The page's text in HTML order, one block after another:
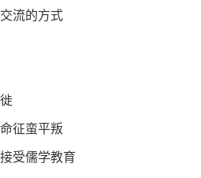
流的方式
征蛮平叛
受儒学教育